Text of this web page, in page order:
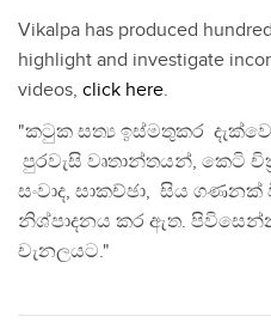
Vikalpa has produced
highlight and investigate
videos, click here.
"කටුක සත්‍ය ඉස්මතුකර
පුරවැසි වෘතාන්තයන්, කෙටි
සංවාද, සාකච්ඡා, සිය
නිශ්පාදනය කර ඇත.
චැනලයට."